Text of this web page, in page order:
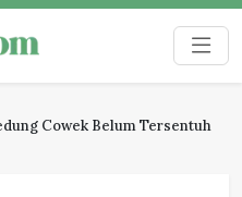
depan
Cowek Belum Tersentuh